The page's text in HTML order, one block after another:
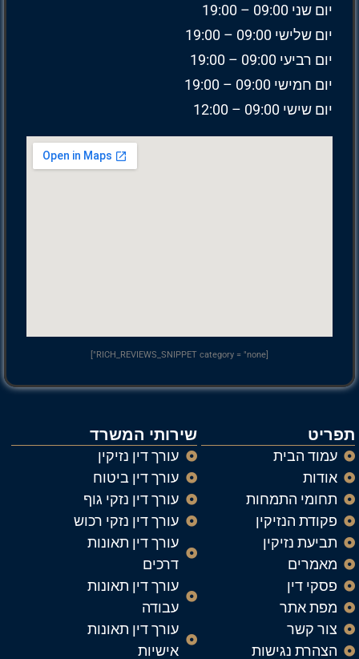
יום שני 09:00 – 19:00
יום שלישי 09:00 – 19:00
יום רביעי 09:00 – 19:00
יום חמישי 09:00 – 19:00
יום שישי 09:00 – 12:00
[RICH_REVIEWS_SNIPPET category = "none"]
תפריט
עמוד הבית
אודות
תחומי התמחות
פקודת הנזיקין
תביעת נזיקין
מאמרים
פסקי דין
מפת אתר
צור קשר
הצהרת נגישות
שירותי המשרד
עורך דין נזיקין
עורך דין ביטוח
עורך דין נזקי גוף
עורך דין נזקי רכוש
עורך דין תאונות
דרכים
עורך דין תאונות
עבודה
עורך דין תאונות
אישיות